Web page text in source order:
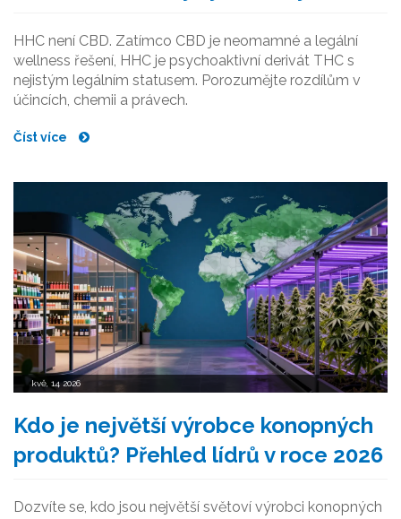
HHC není CBD. Zatímco CBD je neomamné a legální
wellness řešení, HHC je psychoaktivní derivát THC s
nejistým legálním statusem. Porozumějte rozdílům v
účincích, chemii a právech.
Číst více
kvě, 14 2026
Kdo je největší výrobce konopných
produktů? Přehled lídrů v roce 2026
Dozvíte se, kdo jsou největší světoví výrobci konopných